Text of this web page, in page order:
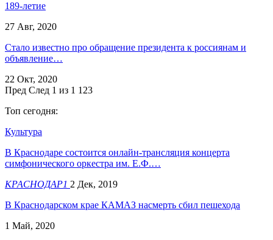
189-летие
27 Авг, 2020
Стало известно про обращение президента к россиянам и
объявление…
22 Окт, 2020
Пред След 1 из 1 123
Топ сегодня:
Культура
В Краснодаре состоится онлайн-трансляция концерта
симфонического оркестра им. Е.Ф.…
КРАСНОДАР1 2 Дек, 2019
В Краснодарском крае КАМАЗ насмерть сбил пешехода
1 Май, 2020